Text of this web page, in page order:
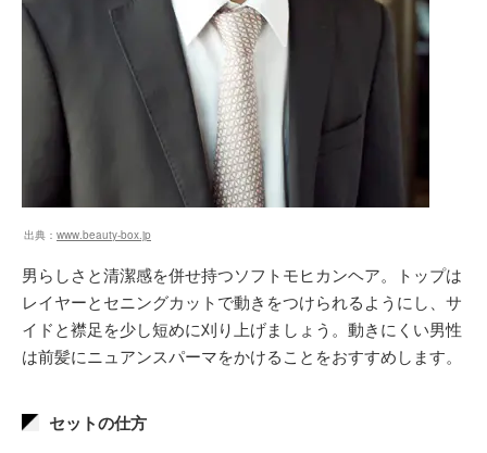
出典： www.beauty-box.jp
男らしさと清潔感を併せ持つソフトモヒカンヘア。トップは
レイヤーとセニングカットで動きをつけられるようにし、サ
イドと襟足を少し短めに刈り上げましょう。動きにくい男性
は前髪にニュアンスパーマをかけることをおすすめします。
セットの仕方